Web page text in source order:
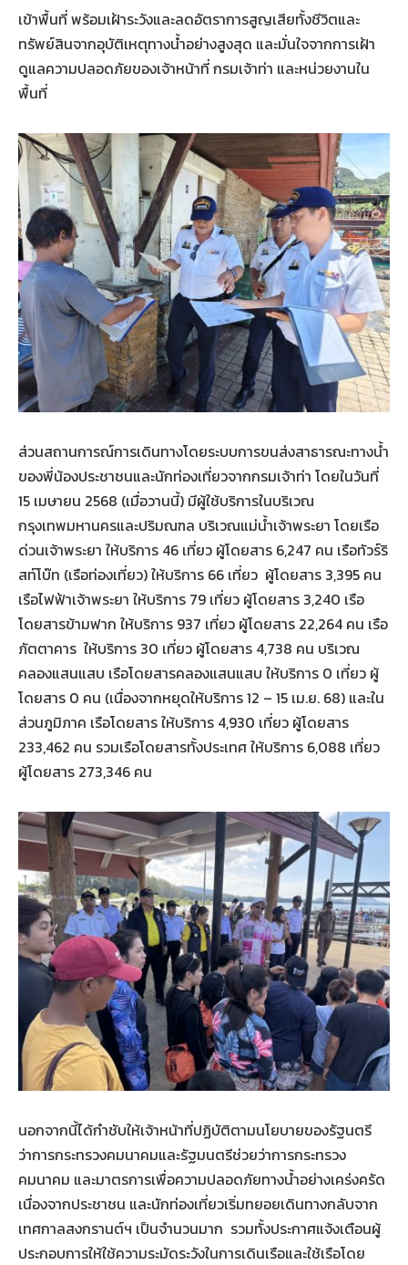
เข้าพื้นที่ พร้อมเฝ้าระวังและลดอัตราการสูญเสียทั้งชีวิตและ
ทรัพย์สินจากอุบัติเหตุทางน้ำอย่างสูงสุด และมั่นใจจากการเฝ้า
ดูแลความปลอดภัยของเจ้าหน้าที่ กรมเจ้าท่า และหน่วยงานใน
พื้นที่
ส่วนสถานการณ์การเดินทางโดยระบบการขนส่งสาธารณะทางน้ำ
ของพี่น้องประชาชนและนักท่องเที่ยวจากกรมเจ้าท่า โดยในวันที่
15 เมษายน 2568 (เมื่อวานนี้) มีผู้ใช้บริการในบริเวณ
กรุงเทพมหานครและปริมณฑล บริเวณแม่น้ำเจ้าพระยา โดยเรือ
ด่วนเจ้าพระยา ให้บริการ 46 เที่ยว ผู้โดยสาร 6,247 คน เรือทัวร์ริ
สท์โบ๊ท (เรือท่องเที่ยว) ให้บริการ 66 เที่ยว ผู้โดยสาร 3,395 คน
เรือไฟฟ้าเจ้าพระยา ให้บริการ 79 เที่ยว ผู้โดยสาร 3,240 เรือ
โดยสารข้ามฟาก ให้บริการ 937 เที่ยว ผู้โดยสาร 22,264 คน เรือ
ภัตตาคาร ให้บริการ 30 เที่ยว ผู้โดยสาร 4,738 คน บริเวณ
คลองแสนแสบ เรือโดยสารคลองแสนแสบ ให้บริการ 0 เที่ยว ผู้
โดยสาร 0 คน (เนื่องจากหยุดให้บริการ 12 – 15 เม.ย. 68) และใน
ส่วนภูมิภาค เรือโดยสาร ให้บริการ 4,930 เที่ยว ผู้โดยสาร
233,462 คน รวมเรือโดยสารทั้งประเทศ ให้บริการ 6,088 เที่ยว
ผู้โดยสาร 273,346 คน
นอกจากนี้ได้กำชับให้เจ้าหน้าที่ปฏิบัติตามนโยบายของรัฐนตรี
ว่าการกระทรวงคมนาคมและรัฐมนตรีช่วยว่าการกระทรวง
คมนาคม และมาตรการเพื่อความปลอดภัยทางน้ำอย่างเคร่งครัด
เนื่องจากประชาชน และนักท่องเที่ยวเริ่มทยอยเดินทางกลับจาก
เทศกาลสงกรานต์ฯ เป็นจำนวนมาก รวมทั้งประกาศแจ้งเตือนผู้
ประกอบการให้ใช้ความระมัดระวังในการเดินเรือและใช้เรือโดย